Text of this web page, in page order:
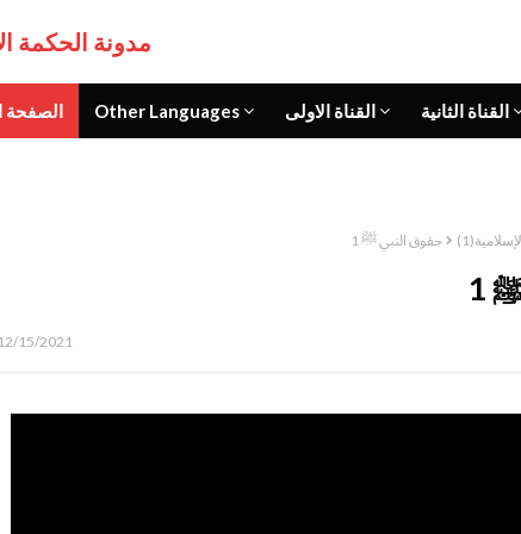
مدونة الحكمة
الصفحة Other Languages القناة الاولى القناة الثانية
حقوق النبي ﷺ 1
1
12/15/2021 02:56:00 م